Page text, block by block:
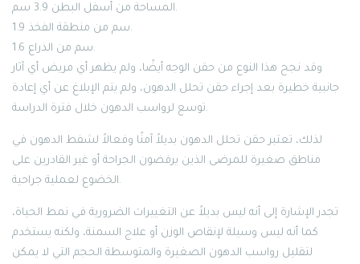
المساحة من أسفل البطن 3.9 سم.
1.9 سم من منطقة الفخذ.
1.6 سم من الذراع.
وقد نجح هذا النوع من حقن الوجه أيضًا، ولم يظهر أي مريض أي آثار
جانبية خطيرة بعد إجراء حقن تحلل الدهون، ولم يتم الإبلاغ عن أي إعادة
توسع لرواسب الدهون خلال فترة الدراسة.
لذلك، تعتبر حقن تحلل الدهون بديلاً آمنًا وفعالاً لشفط الدهون في
مناطق صغيرة للمرضى الذين يرفضون الجراحة أو غير القادرين على
الخضوع لعملية جراحية.
تجدر الإشارة إلى أنه ليس بديلاً عن التغييرات الضرورية في نمط الحياة،
كما أنه ليس وسيلة لإنقاص الوزن أو علاج السمنة، ولكنه يستخدم
لتقليل رواسب الدهون الصغيرة والمتوسطة الحجم التي لا يمكن